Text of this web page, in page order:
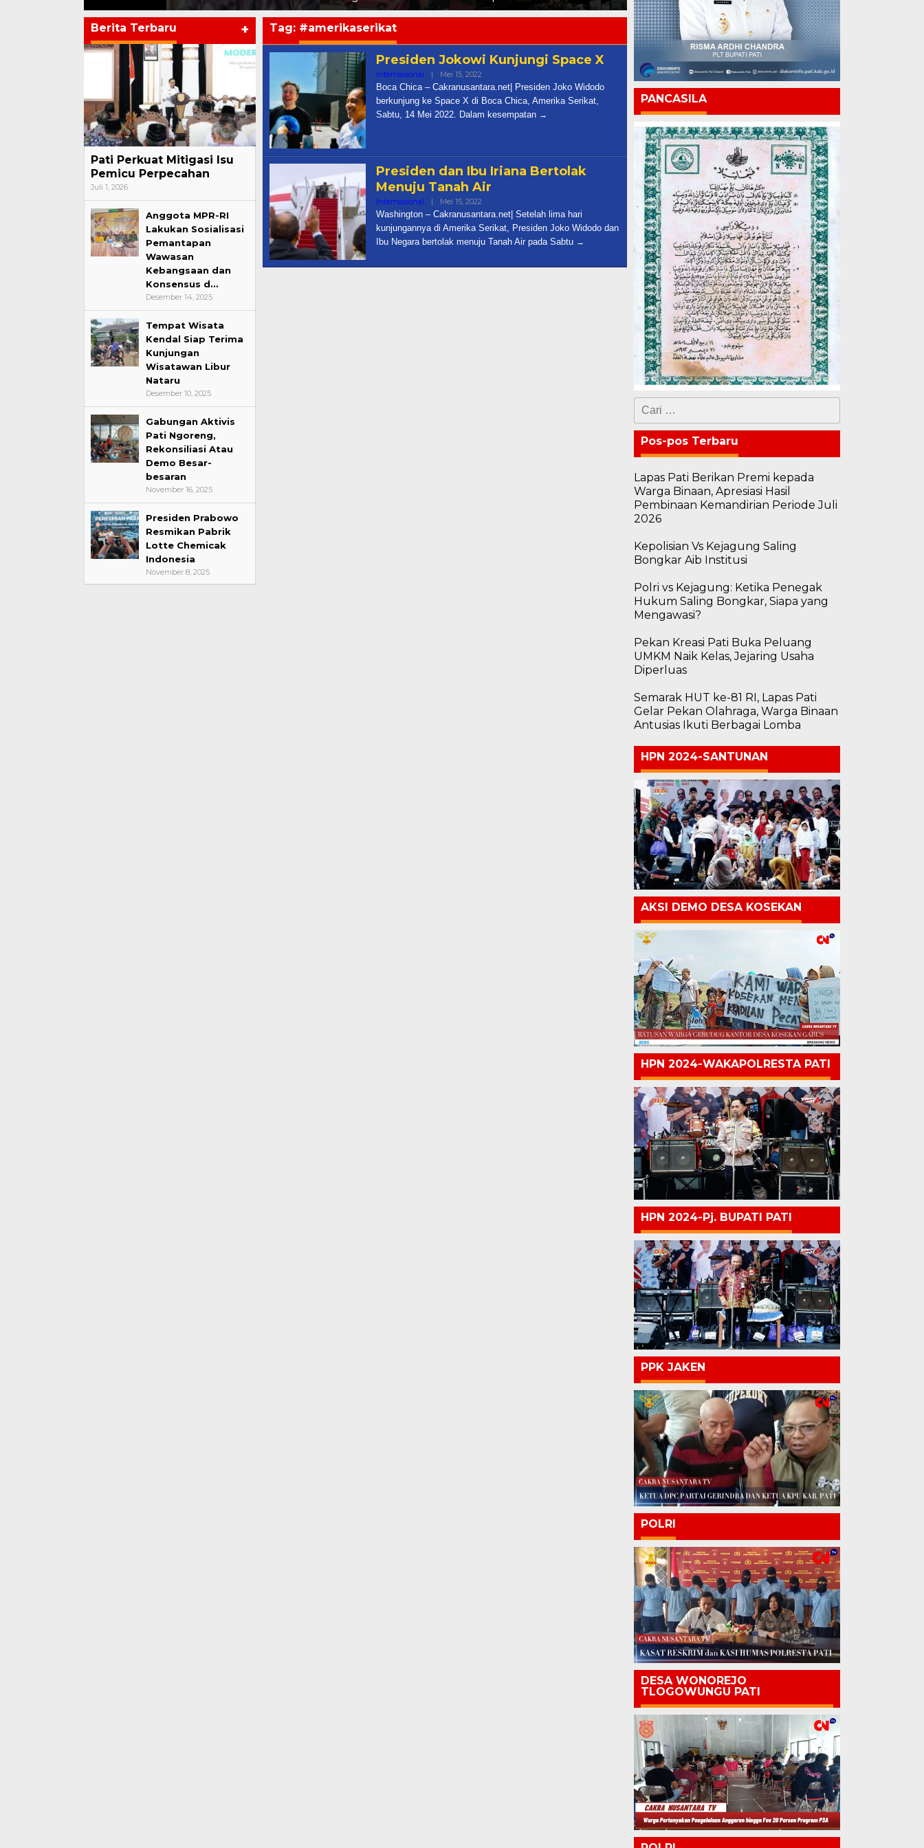
Berita Terbaru +
Pati Perkuat Mitigasi Isu
Pemicu Perpecahan
Juli 1, 2026
Anggota MPR-RI
Lakukan Sosialisasi
Pemantapan
Wawasan
Kebangsaan dan
Konsensus d…
Desember 14, 2025
Tempat Wisata
Kendal Siap Terima
Kunjungan
Wisatawan Libur
Nataru
Desember 10, 2025
Gabungan Aktivis
Pati Ngoreng,
Rekonsiliasi Atau
Demo Besar-
besaran
November 16, 2025
Presiden Prabowo
Resmikan Pabrik
Lotte Chemicak
Indonesia
November 8, 2025
Tag: #amerikaserikat
Presiden Jokowi Kunjungi Space X
Internasional | Mei 15, 2022
Cakra
Boca Chica – Cakranusantara.net| Presiden Joko Widodo
berkunjung ke Space X di Boca Chica, Amerika Serikat,
Sabtu, 14 Mei 2022. Dalam kesempatan
Presiden dan Ibu Iriana Bertolak
Menuju Tanah Air
Internasional | Mei 15, 2022
Cakra
Washington – Cakranusantara.net| Setelah lima hari
kunjungannya di Amerika Serikat, Presiden Joko Widodo dan
Ibu Negara bertolak menuju Tanah Air pada Sabtu
PANCASILA
Cari
untuk:
Pos-pos Terbaru
Lapas Pati Berikan Premi kepada
Warga Binaan, Apresiasi Hasil
Pembinaan Kemandirian Periode Juli
2026
Kepolisian Vs Kejagung Saling
Bongkar Aib Institusi
Polri vs Kejagung: Ketika Penegak
Hukum Saling Bongkar, Siapa yang
Mengawasi?
Pekan Kreasi Pati Buka Peluang
UMKM Naik Kelas, Jejaring Usaha
Diperluas
Semarak HUT ke-81 RI, Lapas Pati
Gelar Pekan Olahraga, Warga Binaan
Antusias Ikuti Berbagai Lomba
HPN 2024-SANTUNAN
AKSI DEMO DESA KOSEKAN
HPN 2024-WAKAPOLRESTA PATI
HPN 2024-Pj. BUPATI PATI
PPK JAKEN
POLRI
DESA WONOREJO
TLOGOWUNGU PATI